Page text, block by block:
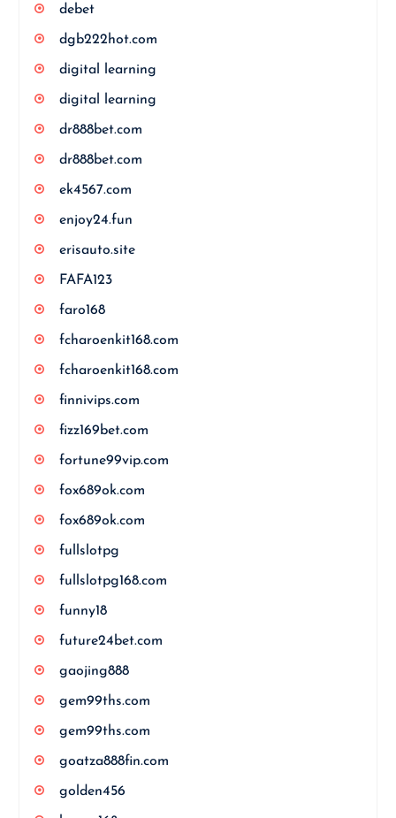
debet
dgb222hot.com
digital learning
digital learning
dr888bet.com
dr888bet.com
ek4567.com
enjoy24.fun
erisauto.site
FAFA123
faro168
fcharoenkit168.com
fcharoenkit168.com
finnivips.com
fizz169bet.com
fortune99vip.com
fox689ok.com
fox689ok.com
fullslotpg
fullslotpg168.com
funny18
future24bet.com
gaojing888
gem99ths.com
gem99ths.com
goatza888fin.com
golden456